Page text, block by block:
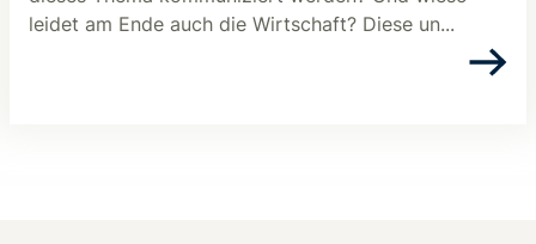
leidet am Ende auch die Wirtschaft? Diese un...